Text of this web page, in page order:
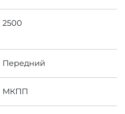
2500
Передний
МКПП